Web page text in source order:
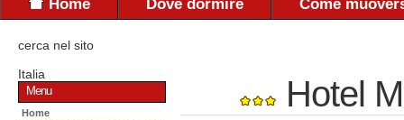
Home Dove dormire Come
cerca nel sito
Italia
Menu
Home
Hotel